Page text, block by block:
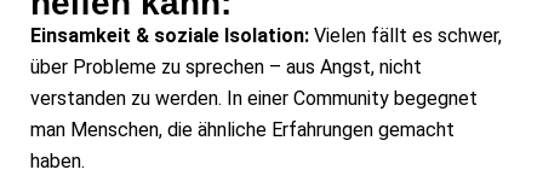
Einsamkeit & soziale Isolation: Vielen fällt es schwer,
über Probleme zu sprechen – aus Angst, nicht
verstanden zu werden. In einer Community begegnet
man Menschen, die ähnliche Erfahrungen gemacht
haben.